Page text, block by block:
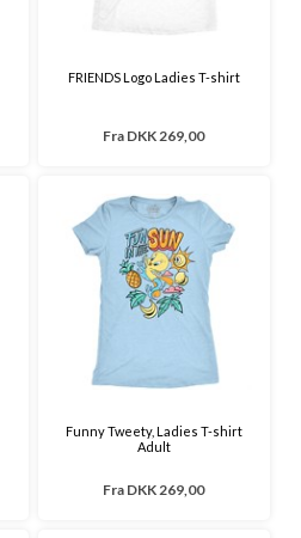
FRIENDS Logo Ladies T-shirt
Fra DKK 269,00
Funny Tweety, Ladies T-shirt
Adult
Fra DKK 269,00